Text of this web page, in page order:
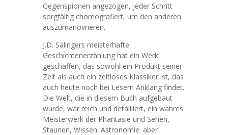
Gegenspionen angezogen, jeder Schritt
sorgfältig choreografiert, um den anderen
auszumanövrieren.
J.D. Salingers meisterhafte
Geschichtenerzählung hat ein Werk
geschaffen, das sowohl ein Produkt seiner
Zeit als auch ein zeitloses Klassiker ist, das
auch heute noch bei Lesern Anklang findet.
Die Welt, die in diesem Buch aufgebaut
wurde, war reich und detailliert, ein wahres
Meisterwerk der Phantasie und Sehen,
Staunen, Wissen: Astronomie. aber